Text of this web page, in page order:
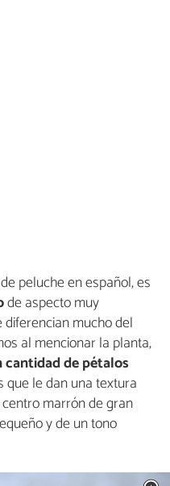
peluche en español, es
de aspecto muy
mucho del
al mencionar la planta,
cantidad de pétalos
que le dan una textura
marrón de gran
y de un tono